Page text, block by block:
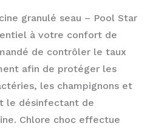
granulé seau – Pool Star
à votre confort de
de contrôler le taux
afin de protéger les
les champignons et
le désinfectant de
Chlore choc effectue